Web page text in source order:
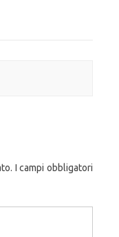
I campi obbligatori